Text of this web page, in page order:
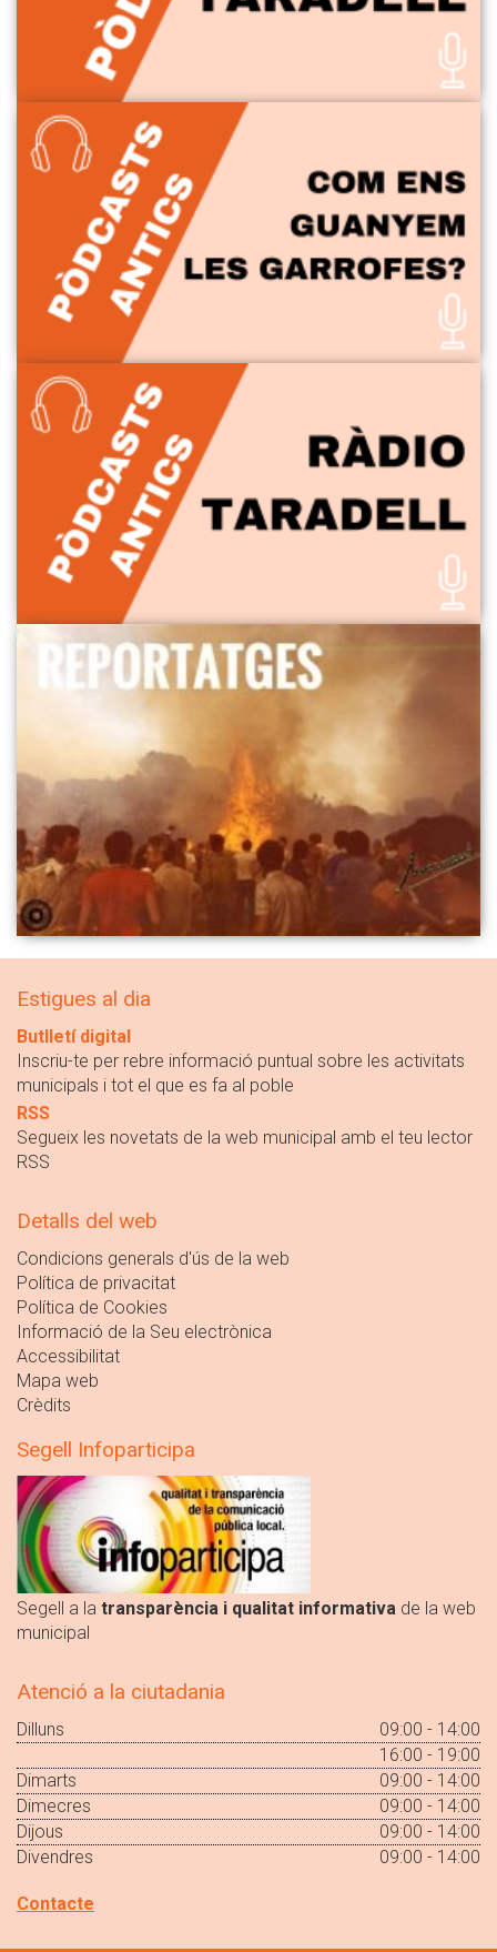
Estigues al dia
Butlletí digital
Inscriu-te per rebre informació puntual sobre les activitats
municipals i tot el que es fa al poble
RSS
Segueix les novetats de la web municipal amb el teu lector
RSS
Detalls del web
Condicions generals d'ús de la web
Política de privacitat
Política de Cookies
Informació de la Seu electrònica
Accessibilitat
Mapa web
Crèdits
Segell Infoparticipa
Segell a la transparència i qualitat informativa de la web
municipal
Atenció a la ciutadania
Dilluns
09:00 - 14:00
16:00 - 19:00
Dimarts
09:00 - 14:00
Dimecres
09:00 - 14:00
Dijous
09:00 - 14:00
Divendres
09:00 - 14:00
Contacte